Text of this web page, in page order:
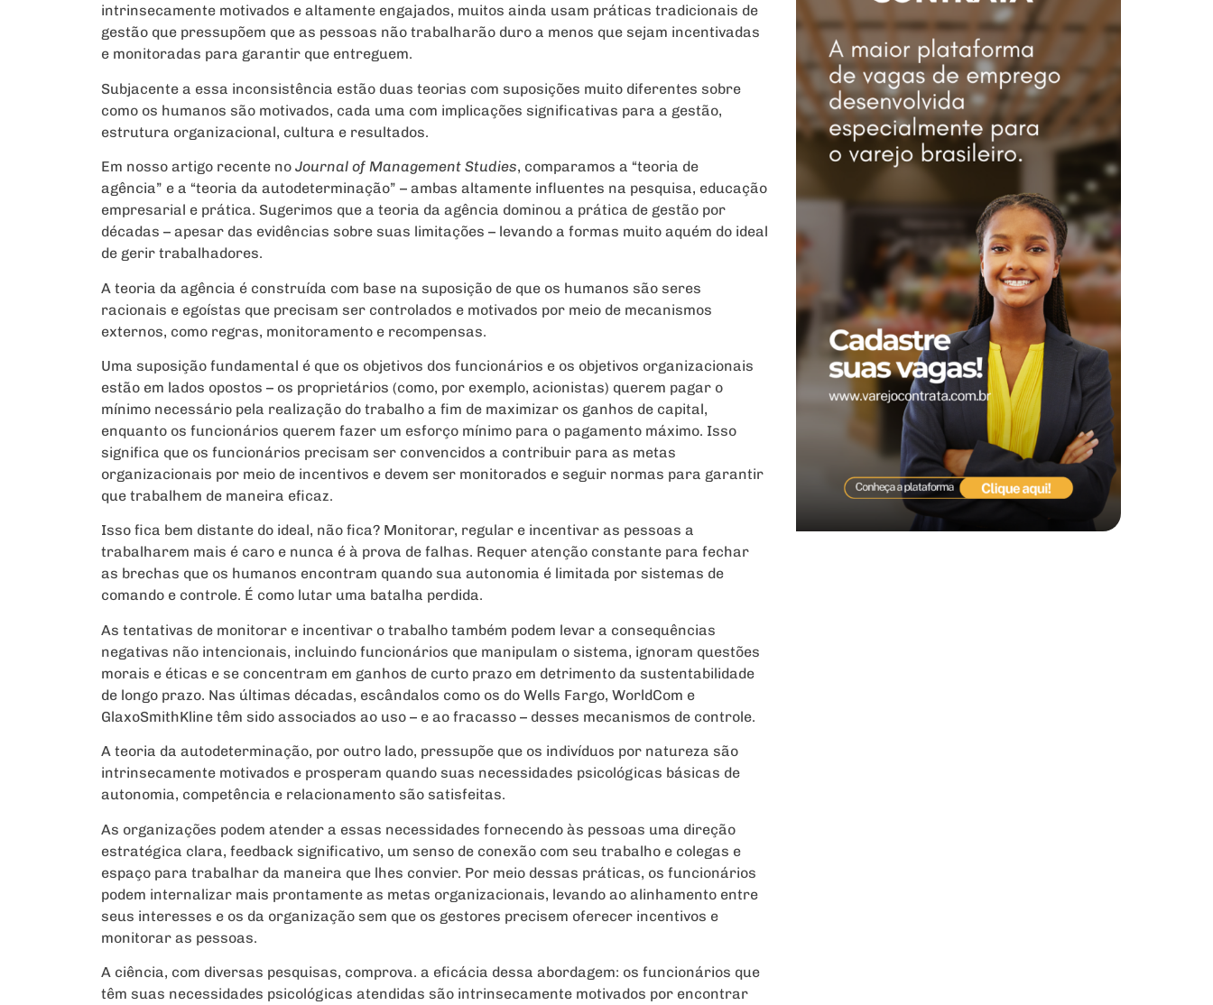
intrinsecamente motivados e altamente engajados, muitos ainda usam práticas tradicionais de
gestão que pressupõem que as pessoas não trabalharão duro a menos que sejam incentivadas
e monitoradas para garantir que entreguem.
Subjacente a essa inconsistência estão duas teorias com suposições muito diferentes sobre
como os humanos são motivados, cada uma com implicações significativas para a gestão,
estrutura organizacional, cultura e resultados.
Em nosso artigo recente no Journal of Management Studies, comparamos a “teoria de
agência” e a “teoria da autodeterminação” – ambas altamente influentes na pesquisa, educação
empresarial e prática. Sugerimos que a teoria da agência dominou a prática de gestão por
décadas – apesar das evidências sobre suas limitações – levando a formas muito aquém do ideal
de gerir trabalhadores.
A teoria da agência é construída com base na suposição de que os humanos são seres
racionais e egoístas que precisam ser controlados e motivados por meio de mecanismos
externos, como regras, monitoramento e recompensas.
Uma suposição fundamental é que os objetivos dos funcionários e os objetivos organizacionais
estão em lados opostos – os proprietários (como, por exemplo, acionistas) querem pagar o
mínimo necessário pela realização do trabalho a fim de maximizar os ganhos de capital,
enquanto os funcionários querem fazer um esforço mínimo para o pagamento máximo. Isso
significa que os funcionários precisam ser convencidos a contribuir para as metas
organizacionais por meio de incentivos e devem ser monitorados e seguir normas para garantir
que trabalhem de maneira eficaz.
Isso fica bem distante do ideal, não fica? Monitorar, regular e incentivar as pessoas a
trabalharem mais é caro e nunca é à prova de falhas. Requer atenção constante para fechar
as brechas que os humanos encontram quando sua autonomia é limitada por sistemas de
comando e controle. É como lutar uma batalha perdida.
As tentativas de monitorar e incentivar o trabalho também podem levar a consequências
negativas não intencionais, incluindo funcionários que manipulam o sistema, ignoram questões
morais e éticas e se concentram em ganhos de curto prazo em detrimento da sustentabilidade
de longo prazo. Nas últimas décadas, escândalos como os do Wells Fargo, WorldCom e
GlaxoSmithKline têm sido associados ao uso – e ao fracasso – desses mecanismos de controle.
A teoria da autodeterminação, por outro lado, pressupõe que os indivíduos por natureza são
intrinsecamente motivados e prosperam quando suas necessidades psicológicas básicas de
autonomia, competência e relacionamento são satisfeitas.
As organizações podem atender a essas necessidades fornecendo às pessoas uma direção
estratégica clara, feedback significativo, um senso de conexão com seu trabalho e colegas e
espaço para trabalhar da maneira que lhes convier. Por meio dessas práticas, os funcionários
podem internalizar mais prontamente as metas organizacionais, levando ao alinhamento entre
seus interesses e os da organização sem que os gestores precisem oferecer incentivos e
monitorar as pessoas.
A ciência, com diversas pesquisas, comprova. a eficácia dessa abordagem: os funcionários que
têm suas necessidades psicológicas atendidas são intrinsecamente motivados por encontrar